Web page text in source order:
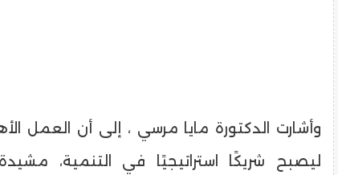
وأشارت الدكتورة مايا مرسي ، إلى أن العمل
ليصبح شريكًا استراتيجيًا في التنمية، مشيدة